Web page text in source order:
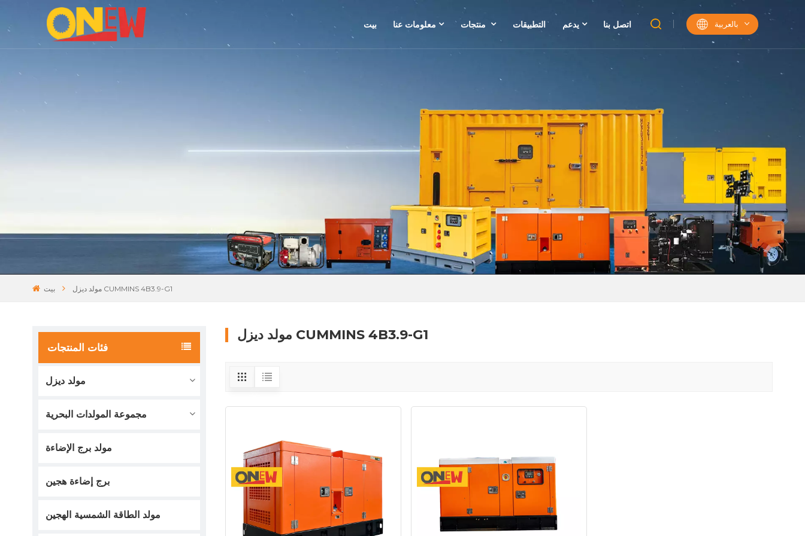
بيت معلومات عنا التطبيقات يدعم اتصل بنا بالعربية
بيت مولد ديزل CUMMINS 4B3.9-G1
فئات المنتجات
مولد ديزل
مجموعة المولدات البحرية
مولد برج الإضاءة
برج إضاءة هجين
مولد الطاقة الشمسية الهجين
مولد ديزل CUMMINS 4B3.9-G1